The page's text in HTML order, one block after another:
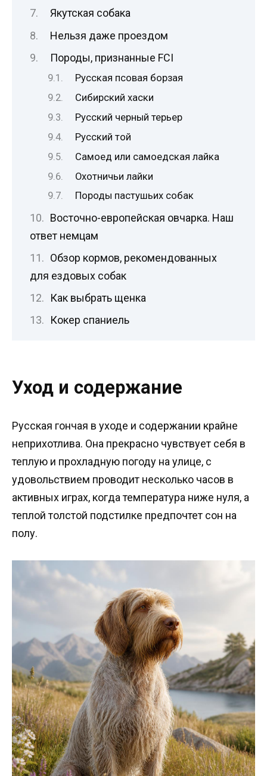
Якутская собака
Нельзя даже проездом
Породы, признанные FCI
Русская псовая борзая
Сибирский хаски
Русский черный терьер
Русский той
Самоед или самоедская лайка
Охотничьи лайки
Породы пастушьих собак
Восточно-европейская овчарка. Наш
ответ немцам
Обзор кормов, рекомендованных
для ездовых собак
Как выбрать щенка
Кокер спаниель
Уход и содержание
Русская гончая в уходе и содержании крайне
неприхотлива. Она прекрасно чувствует себя в
теплую и прохладную погоду на улице, с
удовольствием проводит несколько часов в
активных играх, когда температура ниже нуля, а
теплой толстой подстилке предпочтет сон на
полу.